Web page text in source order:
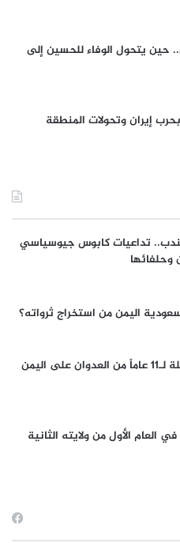
حين يتحول الوفاء للحسين إلى
إيران وتحولات المنطقة
تداعيات كابوس جيوسياسي
اليمن من استخراج ثرواته؟
على اليمن
العام الأول من ولايته الثانية